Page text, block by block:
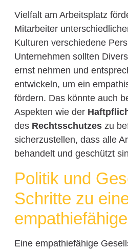
Vielfalt am Arbeitsplatz
Mitarbeiter
Kulturen verschiedene
Unternehmen sollten
ernst nehmen und
entwickeln, um ein
fördern. Das könnte auch
Aspekten wie der
des Rechtsschutzeszu
sicherzustellen, dass alle
behandelt und geschützt
Politik und
Schritte zu
Eine empathiefähige